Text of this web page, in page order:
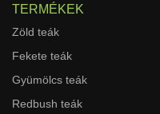
TERMÉKEK
Zöld teák
Fekete teák
Gyümölcs teák
Redbush teák